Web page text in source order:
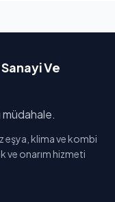
Ve
müdahale.
eşya, klima ve kombi
ve onarım hizmeti